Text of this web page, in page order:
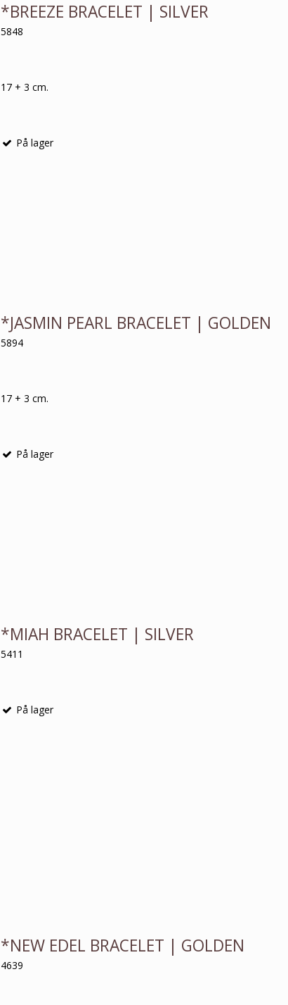
*BREEZE BRACELET | SILVER
5848
17 + 3 cm.
På lager
*JASMIN PEARL BRACELET | GOLDEN
5894
17 + 3 cm.
På lager
*MIAH BRACELET | SILVER
5411
På lager
*NEW EDEL BRACELET | GOLDEN
4639